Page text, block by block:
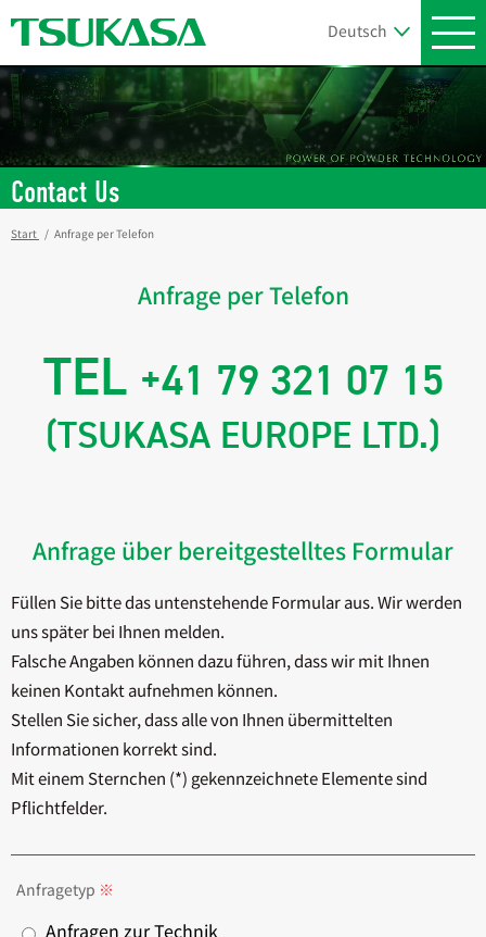
Contact Us
Start Anfrage per Telefon
Anfrage per Telefon
TEL +41 79 321 07 15
(TSUKASA EUROPE LTD.)
Anfrage über bereitgestelltes Formular
Füllen Sie bitte das untenstehende Formular aus. Wir werden
uns später bei Ihnen melden.
Falsche Angaben können dazu führen, dass wir mit Ihnen
keinen Kontakt aufnehmen können.
Stellen Sie sicher, dass alle von Ihnen übermittelten
Informationen korrekt sind.
Mit einem Sternchen (*) gekennzeichnete Elemente sind
Pflichtfelder.
Anfragetyp
Anfragen zur Technik